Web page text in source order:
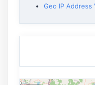
Geo IP Address